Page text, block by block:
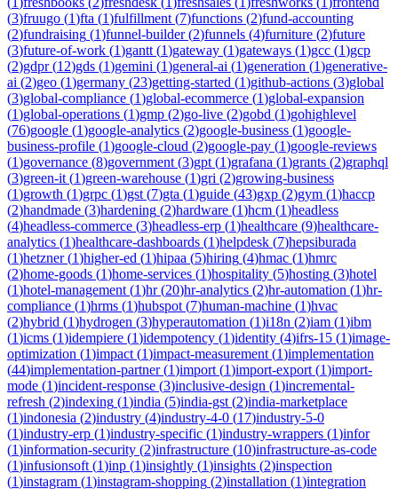
(3)fruugo (1)fta (1)fulfillment (7)functions (2)fund-accounting
(2)fundraising (1)funnel-builder(2)funnels (4)furniture (2)future
(3)future-of-work (1)gantt (1)gateway (1)gateways (1)gcc (1)gcp
(2)gdpr(12)gds (1)gemini (1)general-ai (1)generation (1)generative-
ai (2)geo (1)germany (23)getting-started (1)github-actions (3)global
(3)global-compliance (1)global-ecommerce (1)global-expansion
(1)global-operations (1)gmp (2)go-live (2)gobd (1)gohighlevel
(76)google (1)google-analytics (2)google-business (1)google-
business-profile (1)google-cloud (2)google-pay (1)google-reviews
(1)governance (8)government (3)gpt (1)grafana (1)grants (2)graphql
(3)green-it (1)green-warehouse (1)gri (2)growing-business
(1)growth (1)grpc (1)gst (7)gta (1)guide (43)gxp (2)gym (1)haccp
(2)handmade (3)hardening (2)hardware (1)hcm (1)headless
(4)headless-commerce (3)headless-erp (1)healthcare (9)healthcare-
analytics (1)healthcare-dashboards (1)helpdesk (7)hepsiburada
(1)hetzner(1)higher-ed (1)hipaa (5)hiring (4)hmac (1)hmrc
(2)home-goods (1)home-services (1)hospitality (5)hosting (3)hotel
(1)hotel-management (1)hr(20)hr-analytics (2)hr-automation (1)hr-
compliance (1)hrms (1)hubspot (7)human-machine (1)hvac
(2)hybrid (1)hydrogen (3)hyperautomation (1)i18n (2)iam (1)ibm
(1)icms (1)idempiere (1)idempotency (1)identity (4)ifrs-15 (1)image-
optimization (1)impact (1)impact-measurement (1)implementation
(44)implementation-partner(1)import (1)import-export (1)import-
mode (1)incident-response (3)inclusive-design (1)incremental-
refresh (2)indexing (1)india (5)india-gst (2)india-marketplace
(1)indonesia (2)industry (4)industry-4-0 (17)industry-5-0
(1)industry-erp (1)industry-specific (1)industry-wrappers (1)infor
(1)information-security (2)infrastructure (10)infrastructure-as-code
(1)infusionsoft (1)inp (1)insightly (1)insights (2)inspection
(1)instagram (1)instagram-shopping (2)installation (1)integration